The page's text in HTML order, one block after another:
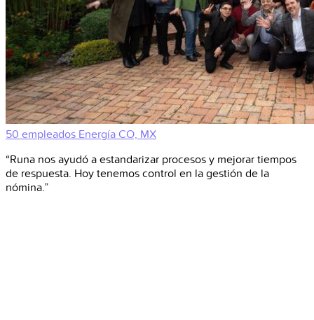
50 empleados Energía CO, MX
“Runa nos ayudó a estandarizar procesos y mejorar tiempos
de respuesta. Hoy tenemos control en la gestión de la
nómina.”